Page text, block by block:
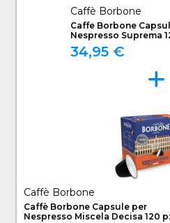
Caffè Borbone
Caffe Borbone
Nespresso Suprema
34,95 €
Caffè Borbone
Caffè Borbone Capsule per
Nespresso Miscela Decisa 120